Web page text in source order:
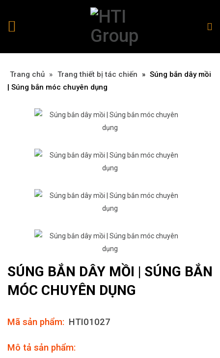
Trang chủ » »
Trang thiết bị tác chiến » Súng bắn dây mồi
| Súng bắn móc chuyên dụng
SÚNG BẮN DÂY MỒI | SÚNG BẮN
MÓC CHUYÊN DỤNG
Mã sản phẩm: HTI01027
Mô tả sản phẩm: